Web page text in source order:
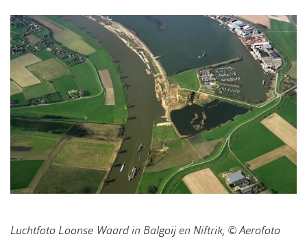
Luchtfoto Loonse Waard in Balgoij en Niftrik, © Aerofoto